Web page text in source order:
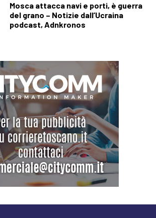
Mosca attacca navi e porti, è guerra
del grano – Notizie dall’Ucraina
podcast, Adnkronos